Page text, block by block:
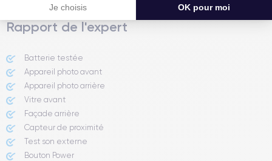
Je choisis OK pour moi
Rapport de l'expert
Batterie testée
Appareil photo avant
Appareil photo arrière ​
Vitre avant ​
Façade arrière
Capteur de proximité
Test son externe
Bouton Power